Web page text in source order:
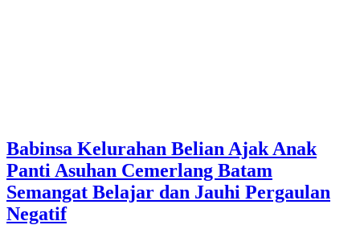
Babinsa Kelurahan Belian Ajak Anak
Panti Asuhan Cemerlang Batam
Semangat Belajar dan Jauhi Pergaulan
Negatif